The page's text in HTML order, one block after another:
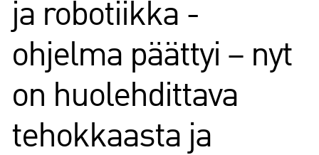
ja robotiikka -
ohjelma päättyi – nyt
on huolehdittava
tehokkaasta ja